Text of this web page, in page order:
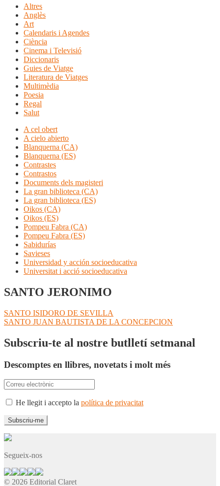
Altres
Anglès
Art
Calendaris i Agendes
Ciència
Cinema i Televisió
Diccionaris
Guies de Viatge
Literatura de Viatges
Multimèdia
Poesia
Regal
Salut
A cel obert
A cielo abierto
Blanquerna (CA)
Blanquerna (ES)
Contrastes
Contrastos
Documents dels magisteri
La gran biblioteca (CA)
La gran biblioteca (ES)
Oikos (CA)
Oikos (ES)
Pompeu Fabra (CA)
Pompeu Fabra (ES)
Sabidurías
Savieses
Universidad y acción socioeducativa
Universitat i acció socioeducativa
SANTO JERONIMO
Navegació
d'entrades
Entrada
anterior:
SANTO ISIDORO DE SEVILLA
Pròxima
SANTO JUAN BAUTISTA DE LA CONCEPCION
Subscriu-te al nostre butlletí setmanal
Descomptes en llibres, novetats i molt més
He llegit i accepto la política de privacitat
Segueix-nos
© 2026 Editorial Claret